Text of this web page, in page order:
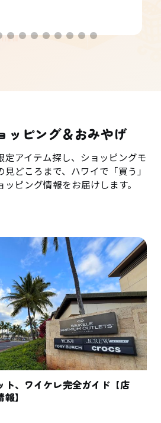
ッピング＆おみやげ
定アイテム探し、ショッピングモ
どころまで、ハワイで「買う」
ピング情報をお届けします。
ト、ワイケレ完全ガイド【店
】